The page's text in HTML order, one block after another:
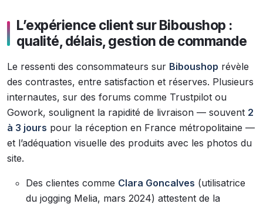
L’expérience client sur Biboushop :
qualité, délais, gestion de commande
Le ressenti des consommateurs sur Biboushop révèle
des contrastes, entre satisfaction et réserves. Plusieurs
internautes, sur des forums comme Trustpilot ou
Gowork, soulignent la rapidité de livraison — souvent 2
à 3 jours pour la réception en France métropolitaine —
et l’adéquation visuelle des produits avec les photos du
site.
Des clientes comme Clara Goncalves (utilisatrice
du jogging Melia, mars 2024) attestent de la